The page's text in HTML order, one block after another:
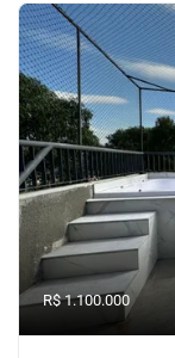
R$ 1.100.000